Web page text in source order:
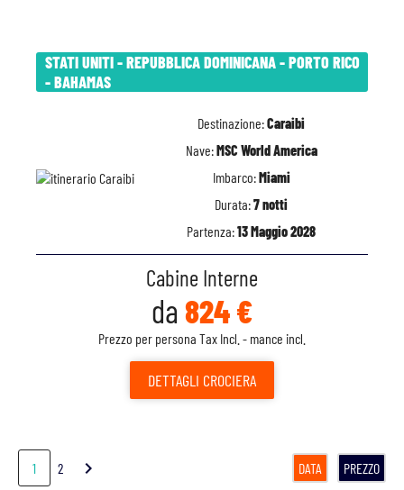
STATI UNITI - REPUBBLICA DOMINICANA - PORTO RICO
- BAHAMAS
Destinazione:Caraibi
Nave:MSC World America
Imbarco:Miami
Durata:7 notti
Partenza:13 Maggio 2028
Cabine Interne
da 824 €
Prezzo per persona Tax Incl. - mance incl.
DETTAGLI CROCIERA
1 2 chevron_right DATA PREZZO